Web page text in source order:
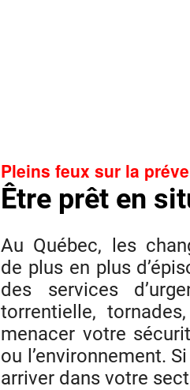
Pleins feux sur la
Être prêt en
Au Québec, les
de plus en plus
des services
torrentielle,
menacer votre
ou l’environnement.
arriver dans votre